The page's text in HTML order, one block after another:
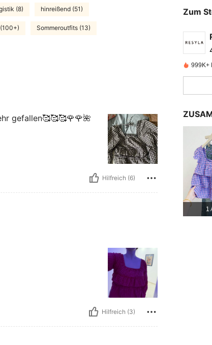
(8) hinreißend (51)
Sommeroutfits (13)
gefallen🥰🥰🥰🌹🌹🌺
Hilfreich (6)
Hilfreich (3)
Zum
999K+
1